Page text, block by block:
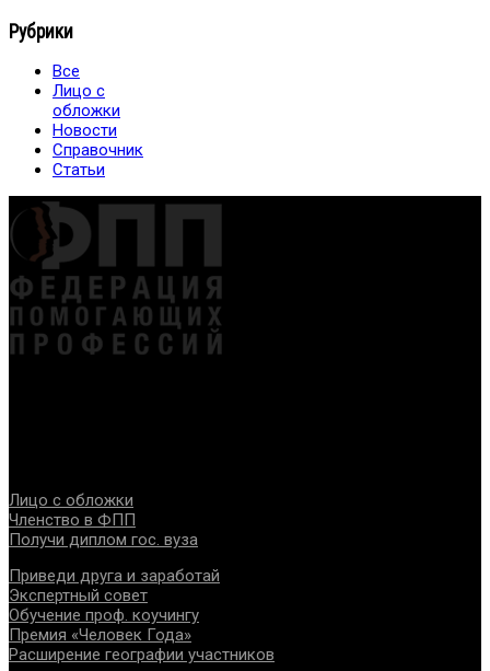
Рубрики
Все
Лицо с
обложки
Новости
Справочник
Статьи
Лицо с обложки
Членство в ФПП
Получи диплом гос. вуза
Приведи друга и заработай
Экспертный совет
Обучение проф. коучингу
Премия «Человек Года»
Расширение географии участников